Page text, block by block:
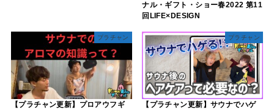
ナル・ギフト・ショー春2022 第11
回LIFE×DESIGN
プラチャン
【プラチャン更新】プロアウフギ
プラチャン
【プラチャン更新】サウナでハゲ